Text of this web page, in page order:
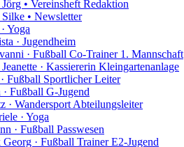
• Vereinsheft Redaktion
• Newsletter
Yoga
· Jugendheim
· Fußball Co-Trainer 1. Mannschaft
· Kassiererin Kleingartenanlage
Fußball Sportlicher Leiter
Fußball G-Jugend
· Wandersport Abteilungsleiter
· Yoga
· Fußball Passwesen
Georg · Fußball Trainer E2-Jugend